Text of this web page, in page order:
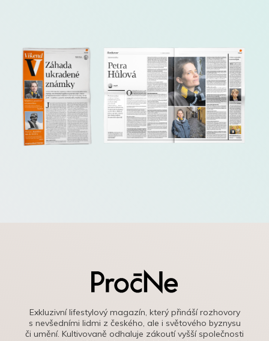
Exkluzivní lifestylový magazín, který přináší rozhovory
s nevšedními lidmi z českého, ale i světového byznysu
či umění. Kultivovaně odhaluje zákoutí vyšší společnosti